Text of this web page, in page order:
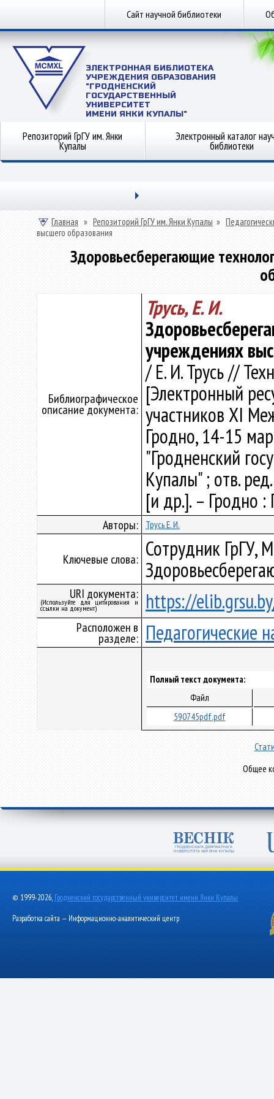
Сайт научной библиотеки
ЭЛЕКТРОННАЯ БИБЛИОТЕКА
УЧРЕЖДЕНИЯ ОБРАЗОВАНИЯ
"ГРОДНЕНСКИЙ
ГОСУДАРСТВЕННЫЙ
УНИВЕРСИТЕТ
ИМЕНИ ЯНКИ КУПАЛЫ"
Репозиторий ГрГУ им. Янки
Купалы
Электронный каталог
библиотеки
Главная » Репозиторий ГрГУ им. Янки Купалы »
высшего образования
Здоровьесберегающие
Библиографическое
описание документа:
Трусь, Е. И.
учреждениях
/ Е. И. Трусь //
[Электронный
участников ХI
Гродно, 14-15
"Гродненский
Купалы" ; отв.
[и др.]. – Гродно :
Авторы: Трусь Е. И.
Ключевые слова: Сотрудник ГрГУ,
URI документа:
(Используйте для цитирования и
ссылки на документ) https://
Расположен в
разделе: Педагогические
Полный текст документа:
Файл
590745pdf.pdf
Общее
© 1999-2026, Гродненский государственный университет имени Янки Купалы
Разработка сайта — Информационно-аналитический центр